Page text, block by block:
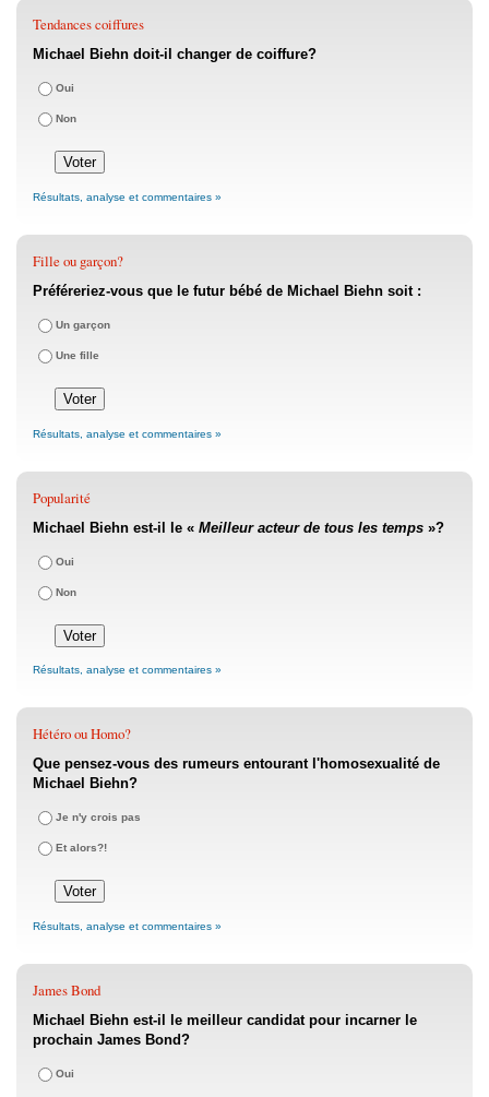
Tendances coiffures
Michael Biehn doit-il changer de coiffure?
Oui
Non
Résultats, analyse et commentaires »
Fille ou garçon?
Préféreriez-vous que le futur bébé de Michael Biehn soit :
Un garçon
Une fille
Résultats, analyse et commentaires »
Popularité
Michael Biehn est-il le « Meilleur acteur de tous les temps »?
Oui
Non
Résultats, analyse et commentaires »
Hétéro ou Homo?
Que pensez-vous des rumeurs entourant l'homosexualité de
Michael Biehn?
Je n'y crois pas
Et alors?!
Résultats, analyse et commentaires »
James Bond
Michael Biehn est-il le meilleur candidat pour incarner le
prochain James Bond?
Oui